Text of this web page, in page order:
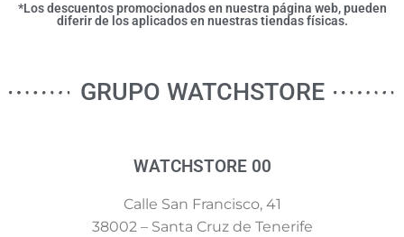
*Los descuentos promocionados en nuestra página web, pueden
diferir de los aplicados en nuestras tiendas físicas.
GRUPO WATCHSTORE
WATCHSTORE 00
Calle San Francisco, 41
38002 – Santa Cruz de Tenerife